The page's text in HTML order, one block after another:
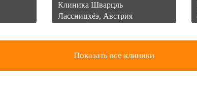
Кли­ни­ка Шварцль
Лассницхёэ, Австрия
Показать все клиники